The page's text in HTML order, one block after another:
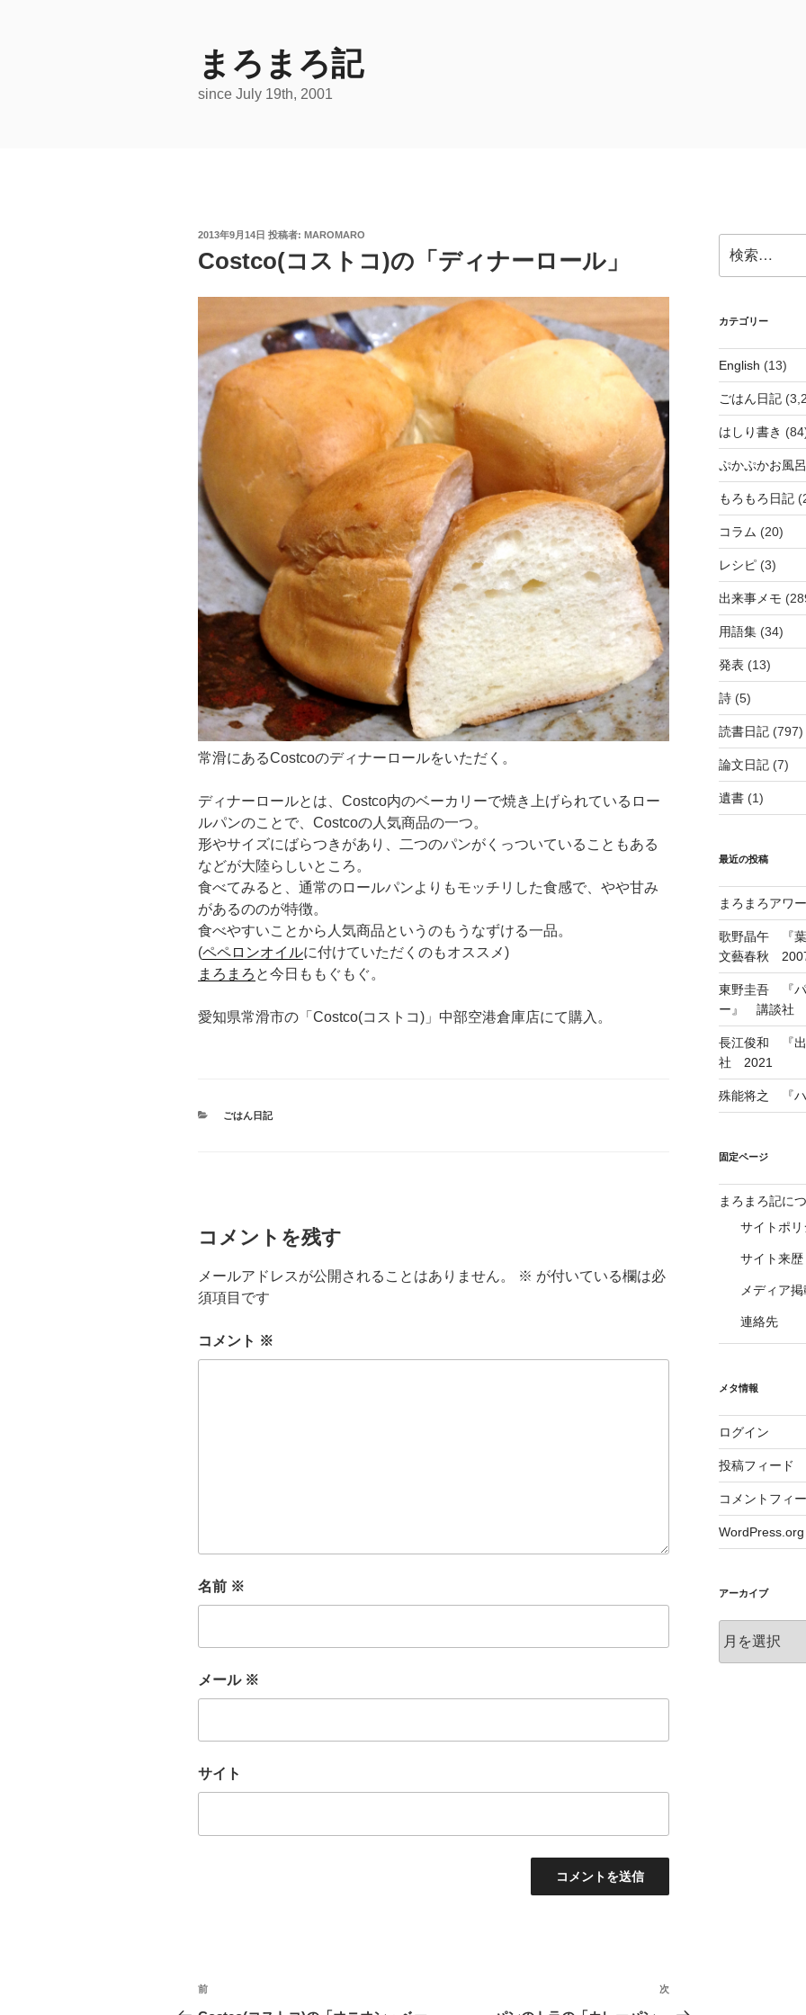
まろまろ記
since July 19th, 2001
投
日:
2013年9月14日 投稿者: MAROMARO
Costco(コストコ)の「ディナーロール」
常滑にあるCostcoのディナーロールをいただく。
ディナーロールとは、Costco内のベーカリーで焼き上げられているロー
ルパンのことで、Costcoの人気商品の一つ。
形やサイズにばらつきがあり、二つのパンがくっついていることもある
などが大陸らしいところ。
食べてみると、通常のロールパンよりもモッチリした食感で、やや甘み
があるののが特徴。
食べやすいことから人気商品というのもうなずける一品。
(ペペロンオイルに付けていただくのもオススメ)
まろまろ と今日ももぐもぐ。
愛知県常滑市の「Costco(コストコ)」中部空港倉庫店にて購入。
カ
ごはん日記
コメントを残す
メールアドレスが公開されることはありません。 ※ が付いている欄は必
須項目です
コメント ※
名前 ※
メール ※
サイト
投
前
前
次
次
索:
カテゴリー
English (13)
ごはん日記
はしり書き
ぷかぷかお風
もろもろ日記
コラム (20)
レシピ(3)
出来事メモ
用語集(34)
発表 (13)
詩(5)
読書日記(797)
論文日記(7)
遺書(1)
最近の投稿
まろまろアワ
歌野晶午 『
文藝春秋
東野圭吾 『パ
ー』 講談社
長江俊和 『
社 2021
殊能将之 『
固定ページ
まろまろ記に
サイトポリ
サイト来歴
メディア
連絡先
メタ情報
ログイン
投稿フィード
コメントフィ
WordPress.org
アーカイブ
ー